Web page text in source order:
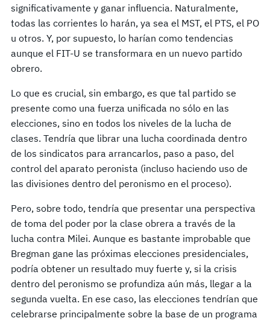
significativamente y ganar influencia. Naturalmente,
todas las corrientes lo harán, ya sea el MST, el PTS, el PO
u otros. Y, por supuesto, lo harían como tendencias
aunque el FIT-U se transformara en un nuevo partido
obrero.
Lo que es crucial, sin embargo, es que tal partido se
presente como una fuerza unificada no sólo en las
elecciones, sino en todos los niveles de la lucha de
clases. Tendría que librar una lucha coordinada dentro
de los sindicatos para arrancarlos, paso a paso, del
control del aparato peronista (incluso haciendo uso de
las divisiones dentro del peronismo en el proceso).
Pero, sobre todo, tendría que presentar una perspectiva
de toma del poder por la clase obrera a través de la
lucha contra Milei. Aunque es bastante improbable que
Bregman gane las próximas elecciones presidenciales,
podría obtener un resultado muy fuerte y, si la crisis
dentro del peronismo se profundiza aún más, llegar a la
segunda vuelta. En ese caso, las elecciones tendrían que
celebrarse principalmente sobre la base de un programa